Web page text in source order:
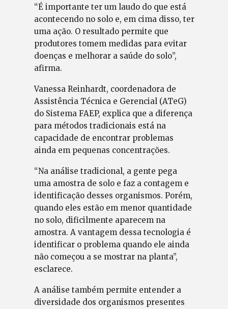
“É importante ter um laudo do que está
acontecendo no solo e, em cima disso, ter
uma ação. O resultado permite que
produtores tomem medidas para evitar
doenças e melhorar a saúde do solo”,
afirma.
Vanessa Reinhardt, coordenadora de
Assistência Técnica e Gerencial (ATeG)
do Sistema FAEP, explica que a diferença
para métodos tradicionais está na
capacidade de encontrar problemas
ainda em pequenas concentrações.
“Na análise tradicional, a gente pega
uma amostra de solo e faz a contagem e
identificação desses organismos. Porém,
quando eles estão em menor quantidade
no solo, dificilmente aparecem na
amostra. A vantagem dessa tecnologia é
identificar o problema quando ele ainda
não começou a se mostrar na planta”,
esclarece.
A análise também permite entender a
diversidade dos organismos presentes